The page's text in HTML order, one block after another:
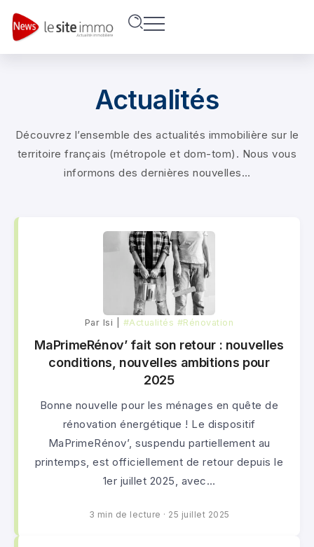
Actualités
Découvrez l’ensemble des actualités immobilière sur le
territoire français (métropole et dom-tom). Nous vous
informons des dernières nouvelles…
Par lsi | #Actualités #Rénovation
MaPrimeRénov’ fait son retour : nouvelles
conditions, nouvelles ambitions pour
2025
Bonne nouvelle pour les ménages en quête de
rénovation énergétique ! Le dispositif
MaPrimeRénov’, suspendu partiellement au
printemps, est officiellement de retour depuis le
1er juillet 2025, avec…
3 min de lecture · 25 juillet 2025